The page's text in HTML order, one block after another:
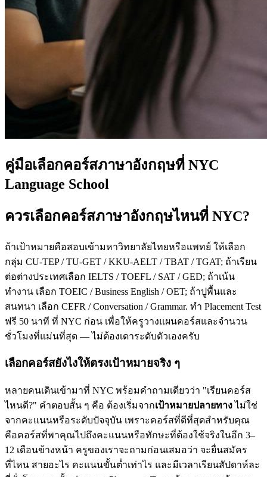
คู่มือเลือกคอร์สภาษาอังกฤษที่ NYC
Language School
ควรเลือกคอร์สภาษาอังกฤษไหนที่ NYC?
ถ้าเป้าหมายคือสอบเข้ามหาวิทยาลัยไทยหรือแพทย์ ให้เลือก
กลุ่ม CU-TEP / TU-GET / KKU-AELT / TBAT / TGAT; ถ้าเรียน
ต่อต่างประเทศเลือก IELTS / TOEFL / SAT / GED; ถ้าเน้น
ทำงาน เลือก TOEIC / Business English / OET; ถ้าปูพื้นและ
สนทนา เลือก CEFR / Conversation / Grammar. ทำ Placement Test
ฟรี 50 นาที ที่ NYC ก่อน เพื่อให้ครูวางแผนคอร์สและจำนวน
ชั่วโมงที่แม่นที่สุด — ไม่ต้องเดาระดับตัวเองครับ
เลือกคอร์สยังไงให้ตรงเป้าหมายจริง ๆ
หลายคนเดินเข้ามาที่ NYC พร้อมคำถามเดียวว่า "เรียนคอร์ส
ไหนดี?" คำตอบสั้น ๆ คือ ต้องเริ่มจากเป้าหมายปลายทางไม่ใช่
จากคะแนนหรือระดับปัจจุบัน เพราะคอร์สที่ดีที่สุดสำหรับคุณ
คือคอร์สที่พาคุณไปถึงคะแนนหรือทักษะที่ต้องใช้จริงในอีก 3–
12 เดือนข้างหน้า ครูของเราจะถามก่อนเสมอว่า จะยื่นสมัคร
ที่ไหน สายอะไร คะแนนขั้นต่ำเท่าไร และมีเวลาเรียนสัปดาห์ละ